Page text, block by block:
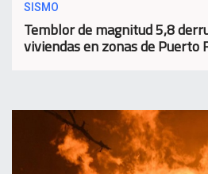
SISMO
Temblor de magnitud 5,8
viviendas en zonas de Puerto